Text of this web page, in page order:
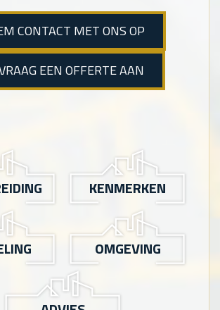
CONTACT MET ONS OP
EEN OFFERTE AAN
KENMERKEN
OMGEVING